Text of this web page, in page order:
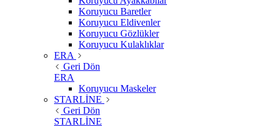
Koruyucu Baretler
Koruyucu Eldivenler
Koruyucu Gözlükler
Koruyucu Kulaklıklar
ERA
Geri Dön
ERA
Koruyucu Maskeler
STARLİNE
Geri Dön
STARLİNE